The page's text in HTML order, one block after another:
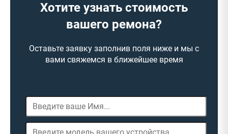
Хотите узнать стоимость
вашего ремона?
Оставьте заявку заполнив поля ниже и мы с
вами свяжемся в ближейшее время